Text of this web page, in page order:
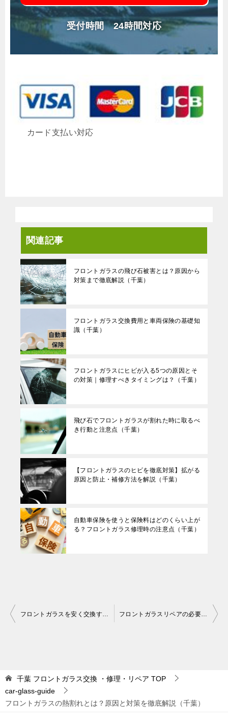
受付時間 24時間対応
カード支払い対応
関連記事
フロントガラスの飛び石被害とは？原因から
対策まで徹底解説（千葉）
フロントガラス交換費用と車両保険の基礎知
識（千葉）
フロントガラスにヒビが入る5つの原因とそ
の対策｜修理すべきタイミングは？（千葉）
飛び石でフロントガラスが割れた時に取るべ
き行動と注意点（千葉）
【フロントガラスのヒビを徹底対策】拡がる
原因と防止・補修方法を解説（千葉）
自動車保険を使うと保険料はどのくらい上が
る？フロントガラス修理時の注意点（千葉）
投
ゲ
ー
フロントガラスを安く交換する方法｜持ち込み交換の流れと注意点（千葉） フロントガラスリペアの必要性とポイント：失敗しない選び方（千葉）
千葉 フロントガラス交換 ・修理・リペア TOP
car-glass-guide
フロントガラスの熱割れとは？原因と対策を徹底解説（千葉）